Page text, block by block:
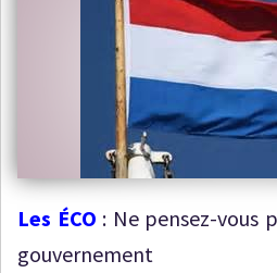
Les ÉCO : Ne pensez-vous
gouvernement